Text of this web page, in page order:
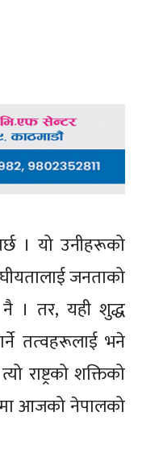
। यो उनीहरूको
जनताको
। तर, यही शुद्ध
तत्‍वहरूलाई भने
राष्ट्रको शक्तिको
आजको नेपालको